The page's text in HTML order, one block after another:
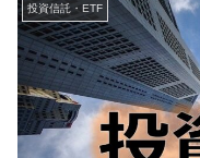
投資信託・ETF